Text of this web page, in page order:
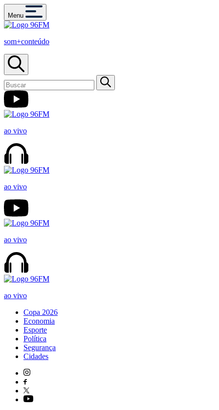
Menu
som+conteúdo
ao vivo
ao vivo
ao vivo
ao vivo
Copa 2026
Economia
Esporte
Política
Segurança
Cidades